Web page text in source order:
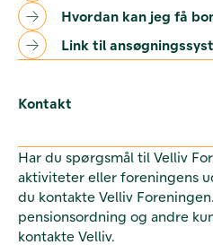
Hvordan kan jeg få
Link til
Kontakt
Har du spørgsmål til Velliv
aktiviteter eller foreningens
du kontakte Velliv
pensionsordning og andre
kontakte Velliv.